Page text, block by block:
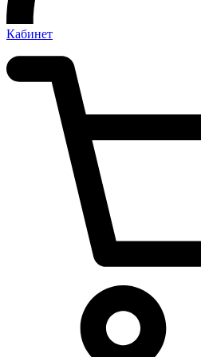
Кабинет